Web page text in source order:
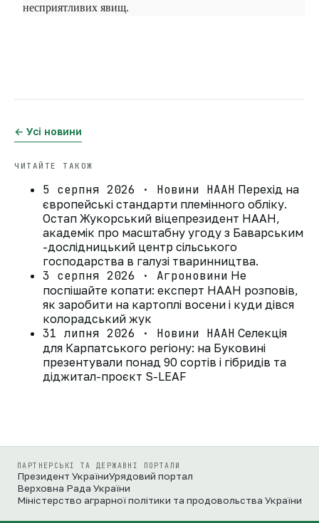
несприятливих явищ.
← Усі новини
ЧИТАЙТЕ ТАКОЖ
5 серпня 2026 · Новини НААН Перехід на
європейські стандарти племінного обліку.
Остап Жукорський віцепрезидент НААН,
академік про масштабну угоду з Баварським
-дослідницький центр сільського
господарства в галузі тваринництва.
3 серпня 2026 · Агроновини Не
поспішайте копати: експерт НААН розповів,
як заробити на картоплі восени і куди дівся
колорадський жук
31 липня 2026 · Новини НААН Селекція
для Карпатського регіону: на Буковині
презентували понад 90 сортів і гібридів та
діджитал-проєкт S-LEAF
ПАРТНЕРСЬКІ ТА ДЕРЖАВНІ ПОРТАЛИ
Президент УкраїниУрядовий портал
Верховна Рада України
Міністерство аграрної політики та продовольства України